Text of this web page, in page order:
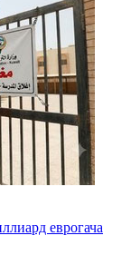
еврогача